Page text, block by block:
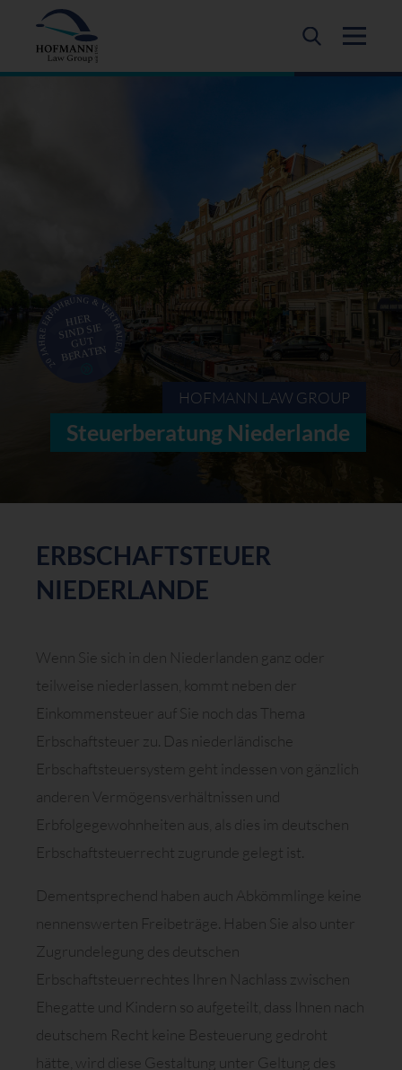
HOFMANN LAW GROUP
Steuerberatung Niederlande
ERBSCHAFTSTEUER
NIEDERLANDE
Wenn Sie sich in den Niederlanden ganz oder
teilweise niederlassen, kommt neben der
Einkommensteuer auf Sie noch das Thema
Erbschaftsteuer zu. Das niederländische
Erbschaftsteuersystem geht indessen von gänzlich
anderen Vermögensverhältnissen und
Erbfolgegewohnheiten aus, als dies im deutschen
Erbschaftsteuerrecht zugrunde gelegt ist.
Dementsprechend haben auch Abkömmlinge keine
nennenswerten Freibeträge. Haben Sie also unter
Zugrundelegung des deutschen
Erbschaftsteuerrechtes Ihren Nachlass zwischen
Ehegatte und Kindern so aufgeteilt, dass Ihnen nach
deutschem Recht keine Besteuerung gedroht
hätte, wird diese Gestaltung unter Geltung des